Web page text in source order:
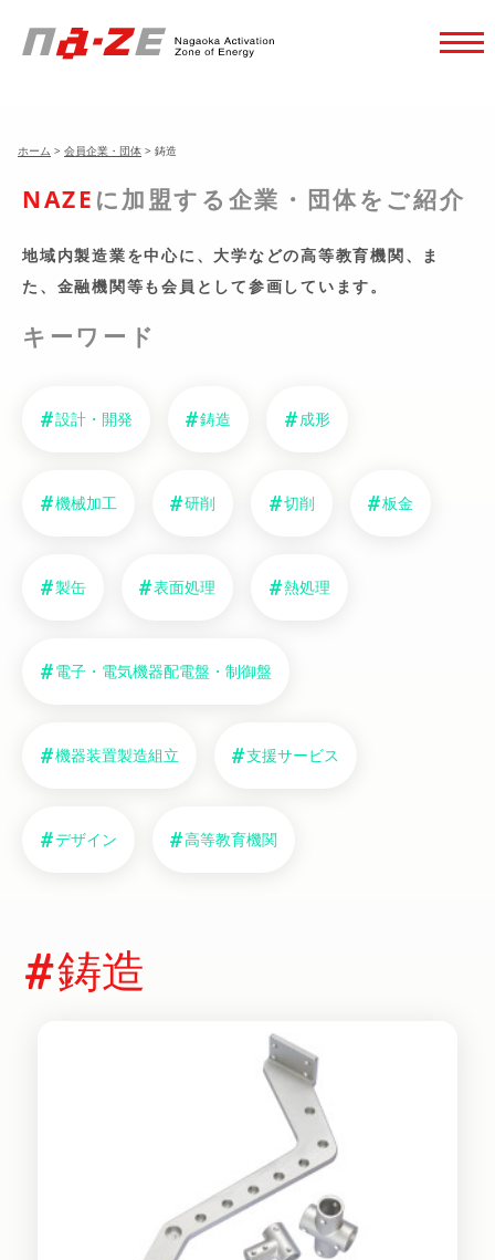
ホーム > 会員企業・団体 > 鋳造
NAZE に加盟する企業・団体をご紹介
地域内製造業を中心に、大学などの高等教育機関、 ま
た、金融機関等も会員として参画しています。
キーワード
設計・開発 鋳造 成形
機械加工 研削 切削 板金
製缶 表面処理 熱処理
電子・電気機器配電盤・制御盤
機器装置製造組立 支援サービス
デザイン 高等教育機関
鋳造